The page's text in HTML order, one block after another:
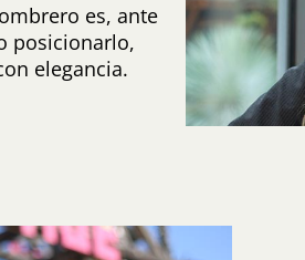
es, ante
posicionarlo,
elegancia.